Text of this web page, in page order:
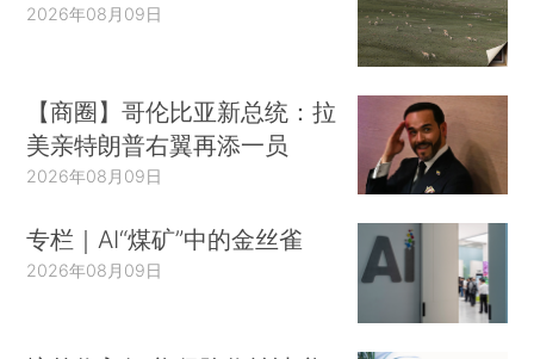
2026年08月09日
【商圈】哥伦比亚新总统：拉
美亲特朗普右翼再添一员
2026年08月09日
专栏｜AI“煤矿”中的金丝雀
2026年08月09日